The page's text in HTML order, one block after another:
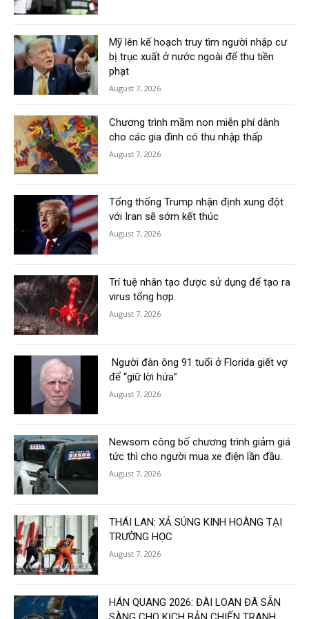
Mỹ lên kế hoạch truy tìm người nhập cư
bị trục xuất ở nước ngoài để thu tiền
phạt
August 7, 2026
Chương trình mầm non miễn phí dành
cho các gia đình có thu nhập thấp
August 7, 2026
Tổng thống Trump nhận định xung đột
với Iran sẽ sớm kết thúc
August 7, 2026
Trí tuệ nhân tạo được sử dụng để tạo ra
virus tổng hợp.
August 7, 2026
Người đàn ông 91 tuổi ở Florida giết vợ
để “giữ lời hứa”
August 7, 2026
Newsom công bố chương trình giảm giá
tức thì cho người mua xe điện lần đầu.
August 7, 2026
THÁI LAN: XẢ SÚNG KINH HOÀNG TẠI
TRƯỜNG HỌC
August 7, 2026
HÁN QUANG 2026: ĐÀI LOAN ĐÃ SẴN